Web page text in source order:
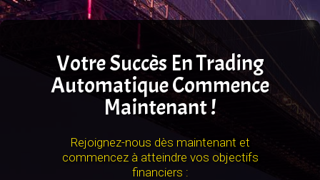
Votre Succès En Trading
Automatique Commence
Maintenant !
Rejoignez-nous dès maintenant et
commencez à atteindre vos objectifs
financiers :